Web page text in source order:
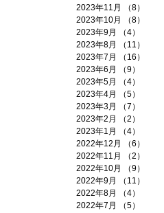
2023年11月
（8）
2023年10月
（8）
2023年9月
（4）
2023年8月
（11）
2023年7月
（16）
2023年6月
（9）
2023年5月
（4）
2023年4月
（5）
2023年3月
（7）
2023年2月
（2）
2023年1月
（4）
2022年12月
（6）
2022年11月
（2）
2022年10月
（9）
2022年9月
（11）
2022年8月
（4）
2022年7月
（5）